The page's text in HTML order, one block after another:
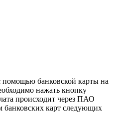
помощью банковской карты на
нажать кнопку
происходит через ПАО
карт следующих